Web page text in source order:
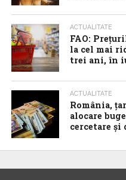
ACTUALITATE
FAO:
la cel mai
trei ani, în
ACTUALITATE
România,
alocare
cercetare și